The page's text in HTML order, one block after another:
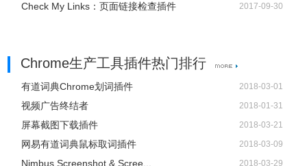
Check My Links：页面链接检查插件 2017-09-30
Chrome生产工具插件热门排行
有道词典Chrome划词插件 2018-03-01
视频广告终结者 2018-01-31
屏幕截图下载插件 2018-03-21
网易有道词典鼠标取词插件 2018-03-09
Nimbus Screenshot & Scree... 2018-03-29